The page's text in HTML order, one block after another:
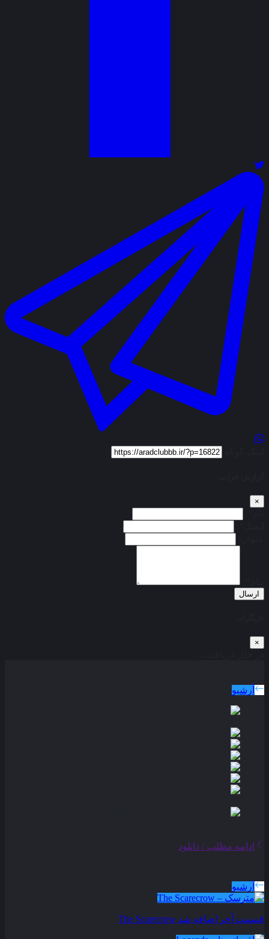
×
ارسال
×
آرشیو
ادامه مطلب / دانلود
آرشیو
قسمت آخر اضافه شد The Scarecrow